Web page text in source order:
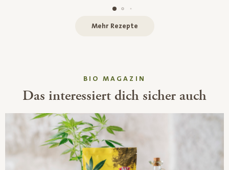
Mehr Rezepte
BIO MAGAZIN
Das interessiert dich sicher auch